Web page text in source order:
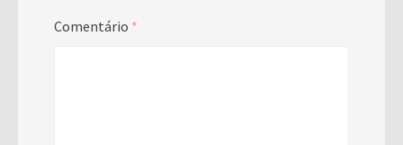
Comentário *